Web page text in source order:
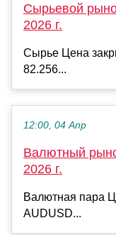
Сырьевой
2026 г.
Сырье Цена
82.256...
12:00, 04 Апр
Валютный
2026 г.
Валютная пара
AUDUSD...